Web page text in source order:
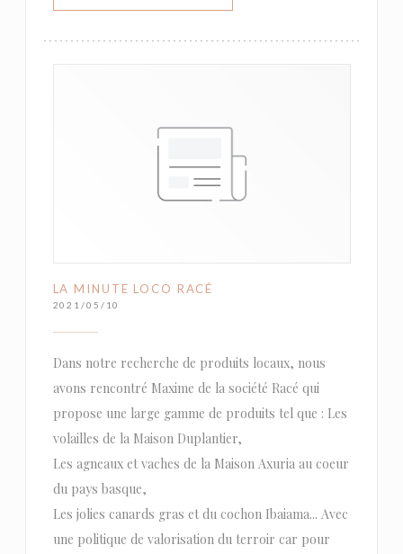
LA MINUTE LOCO RACÉ
2021/05/10
Dans notre recherche de produits locaux, nous
avons rencontré Maxime de la société Racé qui
propose une large gamme de produits tel que : Les
volailles de la Maison Duplantier,
Les agneaux et vaches de la Maison Axuria au coeur
du pays basque,
Les jolies canards gras et du cochon Ibaiama... Avec
une politique de valorisation du terroir car pour